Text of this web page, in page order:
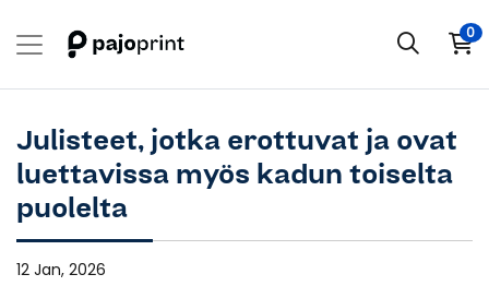
0
Julisteet, jotka erottuvat ja ovat
luettavissa myös kadun toiselta
puolelta
12 Jan, 2026